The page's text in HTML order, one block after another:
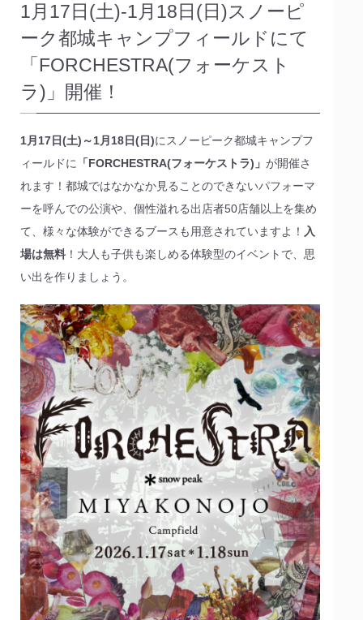
1月17日(土)‐1月18日(日)スノーピ
ーク都城キャンプフィールドにて
「FORCHESTRA(フォーケスト
ラ)」開催！
1月17日(土)～1月18日(日)にスノーピーク都城キャンプフ
ィールドに
「FORCHESTRA(フォーケストラ)」 が開催さ
れます！都城ではなかなか見ることのできないパフォーマ
ーを呼んでの公演や、個性溢れる出店者50店舗以上を集め
て、様々な体験ができるブースも用意されていますよ！ 入
場は無料！大人も子供も楽しめる体験型のイベントで、思
い出を作りましょう。